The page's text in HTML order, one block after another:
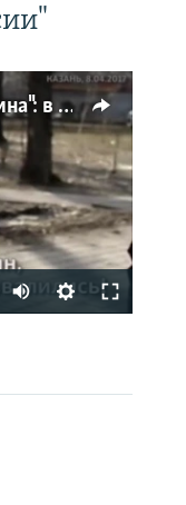
"Наш дурдом голосует за Путина": в Казани прошел арт-пикет "Открытой России"